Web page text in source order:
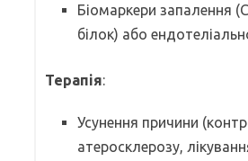
Біомаркери запалення
білок) або
Терапія:
Усунення причини
атеросклерозу,